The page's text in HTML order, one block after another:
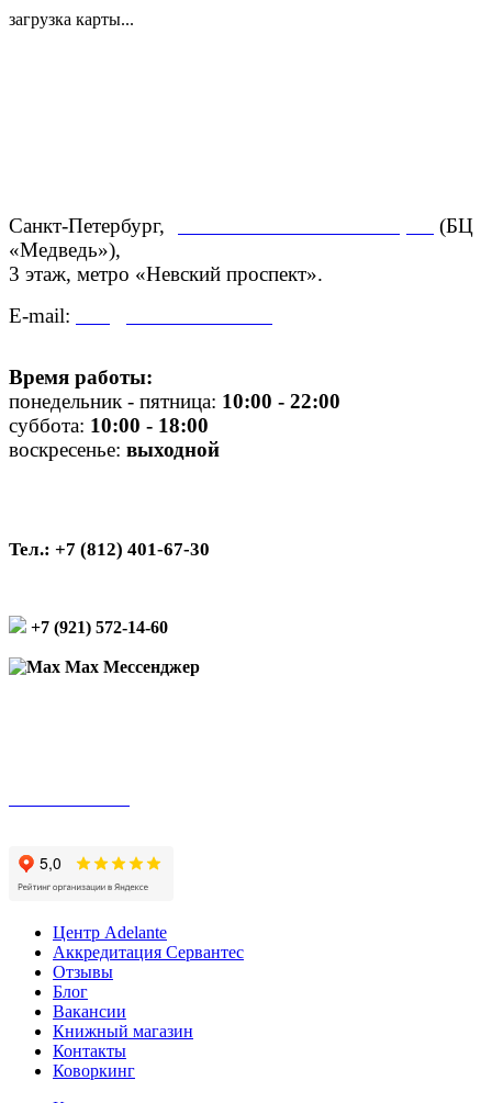
загрузка карты...
Санкт-Петербург,
(БЦ
«Медведь»),
3 этаж, метро «Невский проспект».
E-mail:
Время работы:
понедельник - пятница: 10:00 - 22:00
суббота: 10:00 - 18:00
воскресенье: выходной
Тел.: +7 (812) 401-67-30
+7 (921) 572-14-60
Max Мессенджер
Центр Adelante
Аккредитация Сервантес
Отзывы
Блог
Вакансии
Книжный магазин
Контакты
Коворкинг